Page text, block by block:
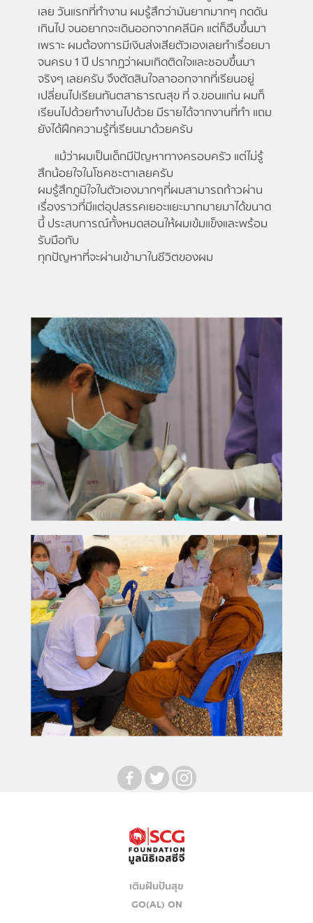
เลย วันแรกที่ทำงาน ผมรู้สึกว่ามันยากมากๆ กดดัน
เกินไป จนอยากจะเดินออกจากคลีนิค แต่ก็ฮึบขึ้นมา
เพราะ ผมต้องการมีเงินส่งเสียตัวเองเลยทำเรื่อยมา
จนครบ 1 ปี ปรากฎว่าผมเกิดติดใจและชอบขึ้นมา
จริงๆ เลยครับ จึงตัดสินใจลาออกจากที่เรียนอยู่
เปลี่ยนไปเรียนทันตสาธารณสุข ที่ จ.ขอนแก่น ผมก็
เรียนไปด้วยทำงานไปด้วย มีรายได้จากงานที่ทำ แถม
ยังได้ฝึกความรู้ที่เรียนมาด้วยครับ
แม้ว่าผมเป็นเด็กมีปัญหาทางครอบครัว แต่ไม่รู้
สึกน้อยใจในโชคชะตาเลยครับ
ผมรู้สึกภูมิใจในตัวเองมากๆที่ผมสามารถก้าวผ่าน
เรื่องราวที่มีแต่อุปสรรคเยอะแยะมากมายมาได้ขนาด
นี้ ประสบการณ์ทั้งหมดสอนให้ผมเข้มแข็งและพร้อม
รับมือกับ
ทุกปัญหาที่จะผ่านเข้ามาในชีวิตของผม
เติมฝันปันสุข
GO(AL) ON